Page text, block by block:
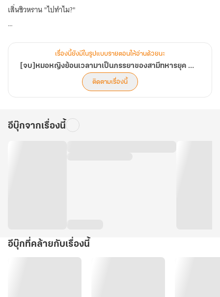
เสิ่นชิวหราน "ไปทำไม?"
เธอเพิ่งจะทะลุมิติมาก็ถูกหย่าแล้ว?!
ไม่ได้ ๆ เธอต้องเปลี่ยนแปลงชีวิตใหม่ครั้งนี้ให้ได้!!! (บทที่ 281-320)
เรื่องนี้ยังมีในรูปแบบรายตอนให้อ่านด้วยนะ
[จบ]หมอหญิงย้อนเวลามาเป็นภรรยาของสามีทหารยุค 70
ติดตามเรื่องนี้
อีบุ๊กจากเรื่องนี้
อีบุ๊กที่คล้ายกับเรื่องนี้